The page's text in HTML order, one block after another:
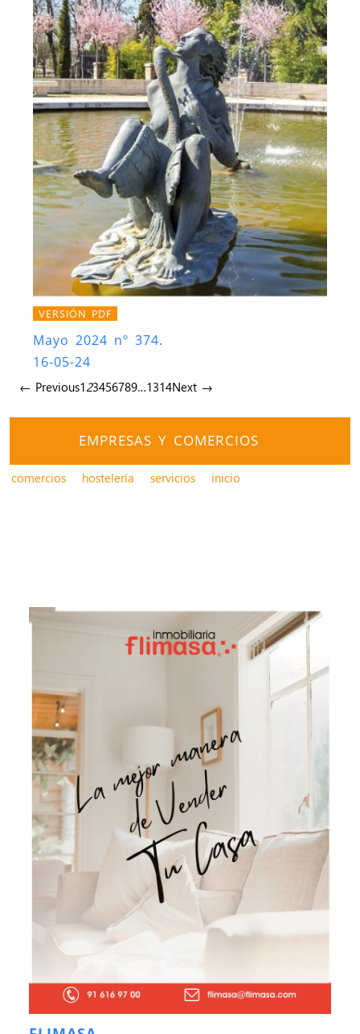
VERSIÓN PDF
Mayo 2024 nº 374.
16-05-24
← Previous123456789…1314Next →
EMPRESAS Y COMERCIOS
comercios hostelería servicios inicio